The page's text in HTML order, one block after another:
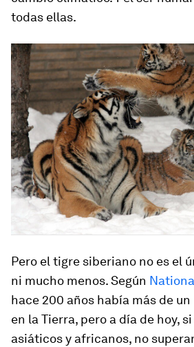
todas ellas.
Pero el tigre siberiano no es el
ni mucho menos. Según
hace 200 años había más de
en la Tierra, pero a día de hoy,
asiáticos y africanos, no